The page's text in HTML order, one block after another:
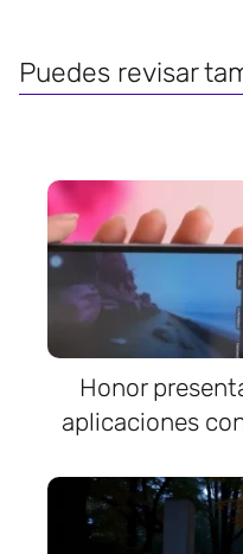
Puedes revisar
Honor
aplicaciones